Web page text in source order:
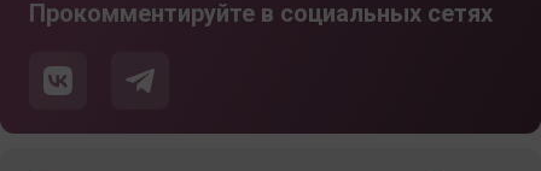
Прокомментируйте в социальных сетях